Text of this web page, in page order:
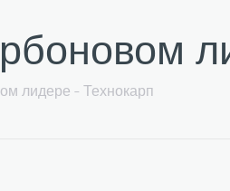
лидере - Технокарп